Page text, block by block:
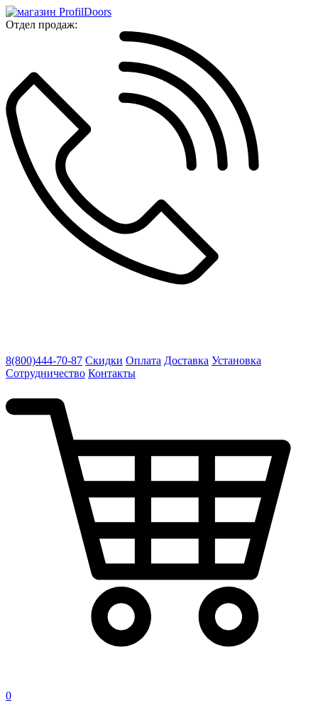
Отдел продаж:
8(800)444-70-87 Скидки Оплата Доставка Установка
Сотрудничество Контакты
0